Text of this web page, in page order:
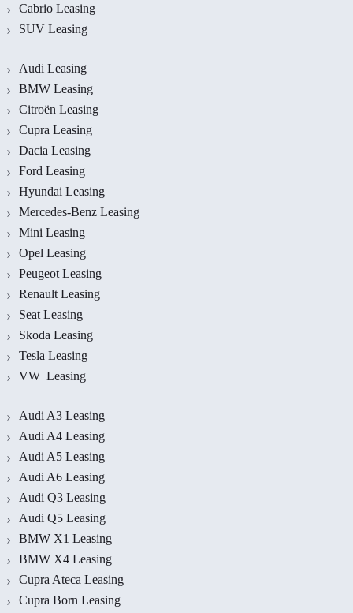
Cabrio Leasing
SUV Leasing
Audi Leasing
BMW Leasing
Citroën Leasing
Cupra Leasing
Dacia Leasing
Ford Leasing
Hyundai Leasing
Mercedes-Benz Leasing
Mini Leasing
Opel Leasing
Peugeot Leasing
Renault Leasing
Seat Leasing
Skoda Leasing
Tesla Leasing
VW Leasing
Audi A3 Leasing
Audi A4 Leasing
Audi A5 Leasing
Audi A6 Leasing
Audi Q3 Leasing
Audi Q5 Leasing
BMW X1 Leasing
BMW X4 Leasing
Cupra Ateca Leasing
Cupra Born Leasing